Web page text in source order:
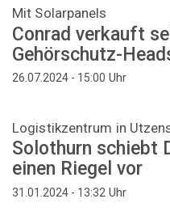
Mit Solarpanels
Conrad verkauft
Gehörschutz-
26.07.2024 - 15:00 Uhr
Logistikzentrum in
Solothurn schiebt
einen Riegel vor
31.01.2024 - 13:32 Uhr